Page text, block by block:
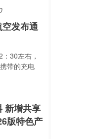
发布通
30左右，
带的充电
新增共享
版特色产